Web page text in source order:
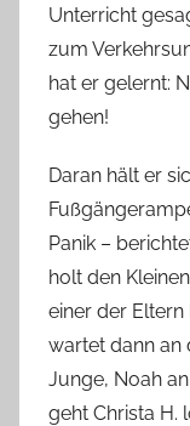
Unterricht
zum
hat er gelernt:
gehen!
Daran hält er
Panik ­­–
holt den
einer der Eltern
wartet dann an
Junge, Noah
geht Christa H.